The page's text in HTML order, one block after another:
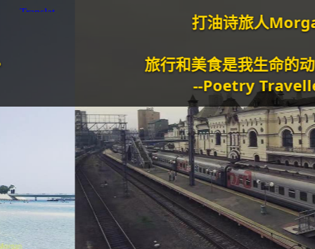
打油诗旅人Morgan
旅行和美食是我生命的动力泉
--Poetry Traveller